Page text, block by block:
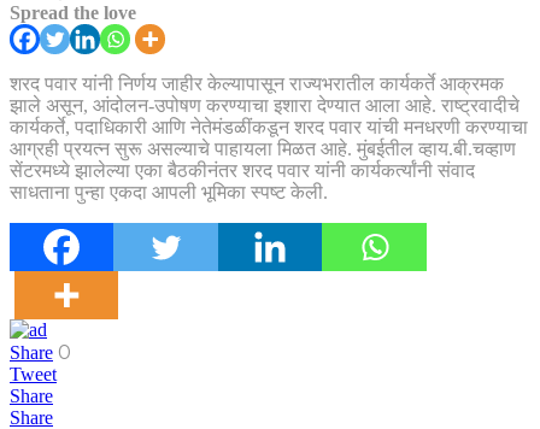
Spread the love
शरद पवार यांनी निर्णय जाहीर केल्यापासून राज्यभरातील कार्यकर्ते आक्रमक
झाले असून, आंदोलन-उपोषण करण्याचा इशारा देण्यात आला आहे. राष्ट्रवादीचे
कार्यकर्ते, पदाधिकारी आणि नेतेमंडळींकडून शरद पवार यांची मनधरणी करण्याचा
आग्रही प्रयत्न सुरू असल्याचे पाहायला मिळत आहे. मुंबईतील व्हाय.बी.चव्हाण
सेंटरमध्ये झालेल्या एका बैठकीनंतर शरद पवार यांनी कार्यकर्त्यांनी संवाद
साधताना पुन्हा एकदा आपली भूमिका स्पष्ट केली.
Share 0
Tweet
Share
Share